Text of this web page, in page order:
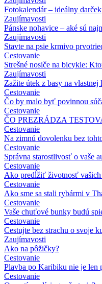
Fotokalendár – ideálny darček
Zaujímavosti
Pánske nohavice – aké sú
Zaujímavosti
Stavte na psie krmivo
Cestovanie
Strešné nosiče na bicykle:
Zaujímavosti
Zažite útek z basy na vlastnej
Cestovanie
Čo by malo byť povinnou
Cestovanie
ČO PREZRÁDZA
Cestovanie
Na zimnú dovolenku bez
Cestovanie
Správna starostlivosť o vaše
Cestovanie
Ako predĺžiť životnosť vašich
Cestovanie
Ako sme sa stali rybármi v
Cestovanie
Vaše chuťové bunky budú
Cestovanie
Cestujte bez strachu o svoje
Zaujímavosti
Ako na pôžičky?
Cestovanie
Plavba po Karibiku nie je len
Cestovanie